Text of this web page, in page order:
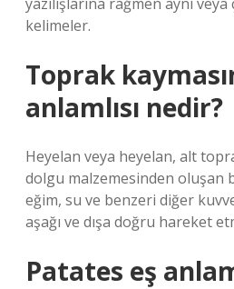
kelimeler.
Toprak
anlamlısı nedir?
Heyelan veya heyelan, alt
dolgu malzemesinden oluşan
eğim, su ve benzeri diğer
aşağı ve dışa doğru hareket
Patates eş